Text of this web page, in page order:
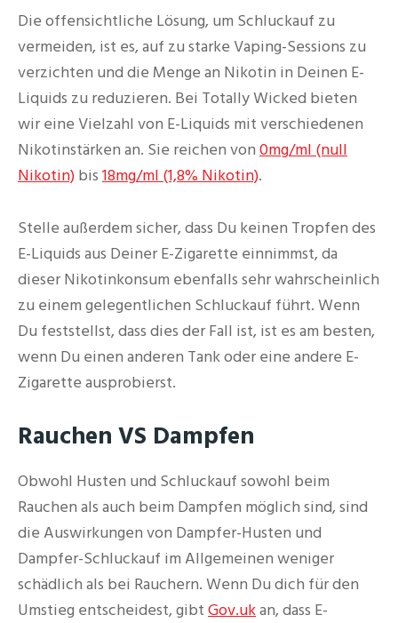
Die offensichtliche Lösung, um Schluckauf zu
vermeiden, ist es, auf zu starke Vaping-Sessions zu
verzichten und die Menge an Nikotin in Deinen E-
Liquids zu reduzieren. Bei Totally Wicked bieten
wir eine Vielzahl von E-Liquids mit verschiedenen
Nikotinstärken an. Sie reichen von 0mg/ml (null
Nikotin) bis 18mg/ml (1,8% Nikotin).
Stelle außerdem sicher, dass Du keinen Tropfen des
E-Liquids aus Deiner E-Zigarette einnimmst, da
dieser Nikotinkonsum ebenfalls sehr wahrscheinlich
zu einem gelegentlichen Schluckauf führt. Wenn
Du feststellst, dass dies der Fall ist, ist es am besten,
wenn Du einen anderen Tank oder eine andere E-
Zigarette ausprobierst.
Rauchen VS Dampfen
Obwohl Husten und Schluckauf sowohl beim
Rauchen als auch beim Dampfen möglich sind, sind
die Auswirkungen von Dampfer-Husten und
Dampfer-Schluckauf im Allgemeinen weniger
schädlich als bei Rauchern. Wenn Du dich für den
Umstieg entscheidest, gibt Gov.ukan, dass E-